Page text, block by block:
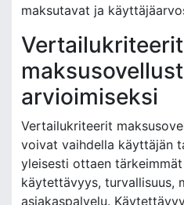
maksutavat ja
Vertailukriteerit
arvioimiseksi
Vertailukriteerit
voivat vaihdella käyttäjän
yleisesti ottaen
käytettävyys, turvallisuus,
asiakaspalvelu.